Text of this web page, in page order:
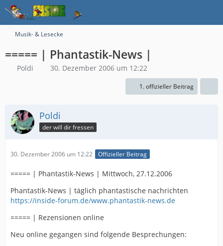
Musik- & Lesecke
===== | Phantastik-News |
Poldi 30. Dezember 2006 um 12:22
1. offizieller Beitrag
Poldi
der will dir fressen
30. Dezember 2006 um 12:22 Offizieller Beitrag
===== | Phantastik-News | Mittwoch, 27.12.2006
Phantastik-News | täglich phantastische nachrichten
https://inside-forum.de/www.phantastik-news.de
===== | Rezensionen online
Neu online gegangen sind folgende Besprechungen: